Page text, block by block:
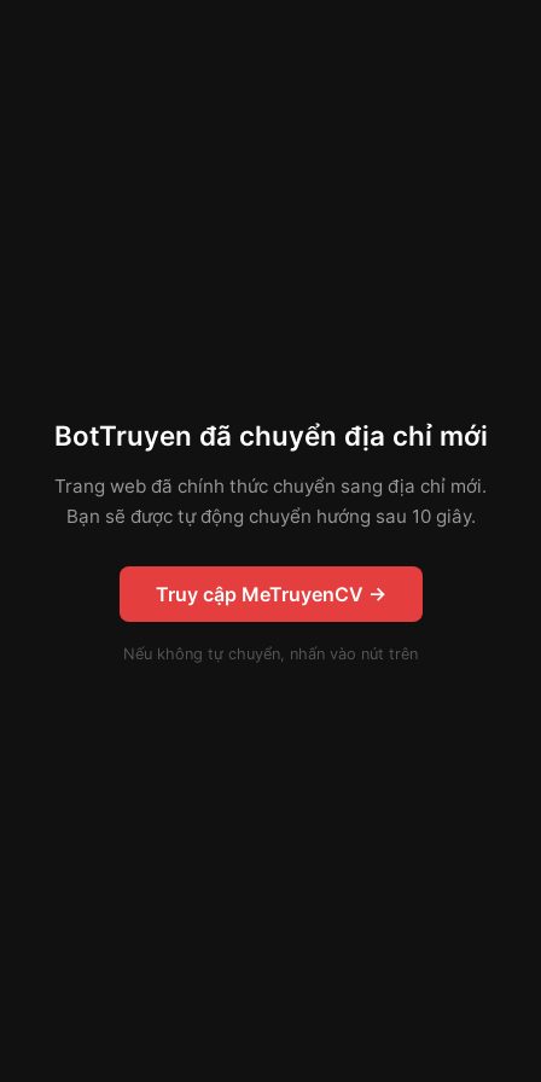
BotTruyen đã chuyển địa chỉ mới
Trang web đã chính thức chuyển sang địa chỉ mới.
Bạn sẽ được tự động chuyển hướng sau 10 giây.
Truy cập MeTruyenCV →
Nếu không tự chuyển, nhấn vào nút trên